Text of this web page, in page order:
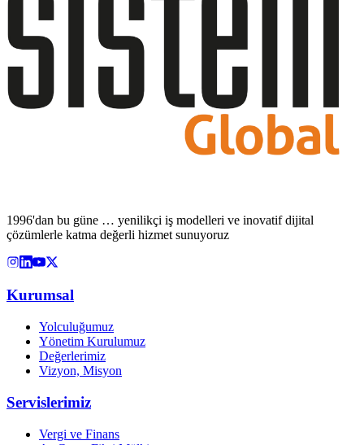
1996'dan bu güne … yenilikçi iş modelleri ve inovatif dijital
çözümlerle katma değerli hizmet sunuyoruz
Kurumsal
Yolculuğumuz
Yönetim Kurulumuz
Değerlerimiz
Vizyon, Misyon
Servislerimiz
Vergi ve Finans